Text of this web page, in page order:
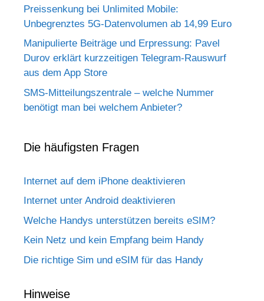
Preissenkung bei Unlimited Mobile:
Unbegrenztes 5G-Datenvolumen ab 14,99 Euro
Manipulierte Beiträge und Erpressung: Pavel
Durov erklärt kurzzeitigen Telegram-Rauswurf
aus dem App Store
SMS-Mitteilungszentrale – welche Nummer
benötigt man bei welchem Anbieter?
Die häufigsten Fragen
Internet auf dem iPhone deaktivieren
Internet unter Android deaktivieren
Welche Handys unterstützen bereits eSIM?
Kein Netz und kein Empfang beim Handy
Die richtige Sim und eSIM für das Handy
Hinweise